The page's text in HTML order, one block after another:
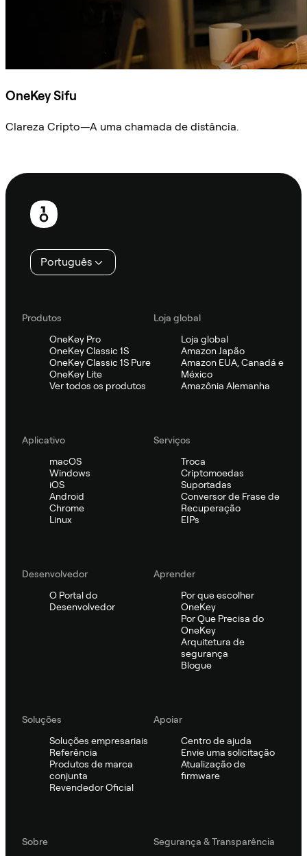
OneKey Sifu
Clareza Cripto—A uma chamada de distância.
Rodapé
Português
Produtos
OneKey Pro
OneKey Classic 1S
OneKey Classic 1S Pure
OneKey Lite
Ver todos os produtos
Loja global
Loja global
Amazon Japão
Amazon EUA, Canadá e
México
Amazônia Alemanha
Aplicativo
macOS
Windows
iOS
Android
Chrome
Linux
Serviços
Troca
Criptomoedas
Suportadas
Conversor de Frase de
Recuperação
EIPs
Desenvolvedor
O Portal do
Desenvolvedor
Aprender
Por que escolher
OneKey
Por Que Precisa do
OneKey
Arquitetura de
segurança
Blogue
Soluções
Soluções empresariais
Referência
Produtos de marca
conjunta
Revendedor Oficial
Apoiar
Centro de ajuda
Envie uma solicitação
Atualização de
firmware
Sobre
Segurança & Transparência